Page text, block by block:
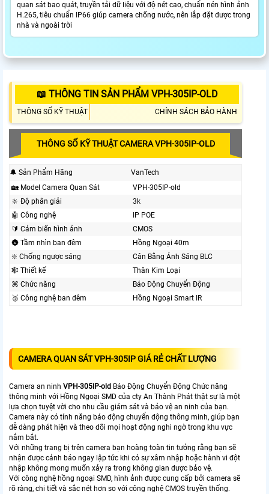
quan sát bao quát, truyền tải dữ liệu với độ nét cao, chuẩn nén hình ảnh
H.265, tiêu chuẩn IP66 giúp camera chống nước, nên lắp đặt được trong
nhà và ngoài trời
📖 THÔNG TIN SẢN PHẨM VPH-305IP-OLD
THÔNG SỐ KỸ THUẬT CHÍNH SÁCH BẢO HÀNH
THÔNG SỐ KỸ THUẬT CAMERA VPH-305IP-OLD
🔔 Sản Phẩm Hãng
VanTech
🏡 Model Camera Quan Sát
VPH-305IP-old
🔆 Độ phân giải
3k
🤖️ Công nghệ
IP POE
🔰 Cảm biến hình ảnh
CMOS
🌚 Tầm nhìn ban đêm
Hồng Ngoại 40m
❇️ Chống ngược sáng
Cân Bằng Ánh Sáng BLC
🕸️ Thiết kế
Thân Kim Loại
⌘ Chức năng
Báo Động Chuyển Động
🥉 Công nghệ ban đêm
Hồng Ngoại Smart IR
CAMERA QUAN SÁT VPH-305IP GIÁ RẺ CHẤT LƯỢNG
Camera an ninh VPH-305IP-old Báo Động Chuyển Động Chức năng
thông minh với Hồng Ngoại SMD của cty An Thành Phát thật sự là một
lựa chọn tuyệt vời cho nhu cầu giám sát và bảo vệ an ninh của bạn.
Camera này có tính năng báo động chuyển động thông minh, giúp bạn
dễ dàng phát hiện và theo dõi mọi hoạt động nghi ngờ trong khu vực
nắm bắt.
Với những trang bị trên camera bạn hoàng toàn tin tưởng rằng bạn sẽ
nhận được cảnh báo ngay lập tức khi có sự xâm nhập hoặc hành vi đột
nhập không mong muốn xảy ra trong không gian được bảo vệ.
Với công nghệ hồng ngoại SMD, hình ảnh được cung cấp bởi camera sẽ
rõ ràng, chi tiết và sắc nét hơn so với công nghệ CMOS truyền thống.